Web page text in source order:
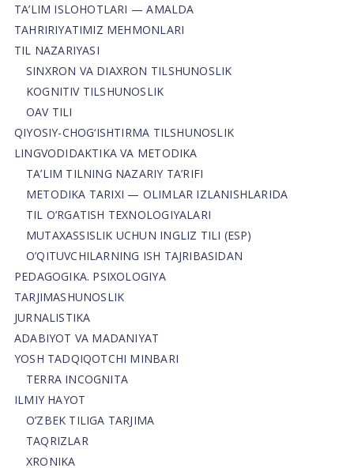
TA’LIM ISLOHOTLARI — AMALDA
TAHRIRIYATIMIZ MEHMONLARI
TIL NAZARIYASI
SINXRON VA DIAXRON TILSHUNOSLIK
KOGNITIV TILSHUNOSLIK
OAV TILI
QIYOSIY-CHOG‘ISHTIRMA TILSHUNOSLIK
LINGVODIDAKTIKA VA METODIKA
TA’LIM TILNING NAZARIY TA’RIFI
METODIKA TARIXI — OLIMLAR IZLANISHLARIDA
TIL O’RGATISH TEXNOLOGIYALARI
MUTAXASSISLIK UCHUN INGLIZ TILI (ESP)
O’QITUVCHILARNING ISH TAJRIBASIDAN
PEDAGOGIKA. PSIXOLOGIYA
TARJIMASHUNOSLIK
JURNALISTIKA
ADABIYOT VA MADANIYAT
YOSH TADQIQOTCHI MINBARI
TERRA INCOGNITA
ILMIY HAYOT
O’ZBEK TILIGA TARJIMA
TAQRIZLAR
XRONIKA